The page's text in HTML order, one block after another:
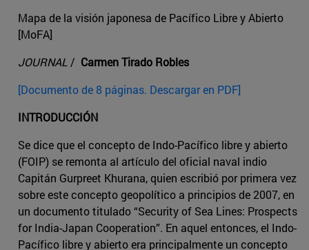
Mapa de la visión japonesa de Pacífico Libre y Abierto
[MoFA]
JOURNAL/ Carmen Tirado Robles
[Documento de 8 páginas. Descargar en PDF]
INTRODUCCIÓN
Se dice que el concepto de Indo-Pacífico libre y abierto
(FOIP) se remonta al artículo del oficial naval indio
Capitán Gurpreet Khurana, quien escribió por primera vez
sobre este concepto geopolítico a principios de 2007, en
un documento titulado “Security of Sea Lines: Prospects
for India-Japan Cooperation”. En aquel entonces, el Indo-
Pacífico libre y abierto era principalmente un concepto